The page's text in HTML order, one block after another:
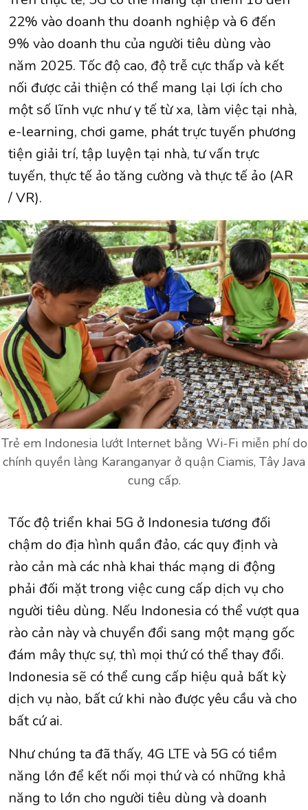
22% vào doanh thu doanh nghiệp và 6 đến
9% vào doanh thu của người tiêu dùng vào
năm 2025. Tốc độ cao, độ trễ cực thấp và kết
nối được cải thiện có thể mang lại lợi ích cho
một số lĩnh vực như y tế từ xa, làm việc tại nhà,
e-learning, chơi game, phát trực tuyến phương
tiện giải trí, tập luyện tại nhà, tư vấn trực
tuyến, thực tế ảo tăng cường và thực tế ảo (AR
/ VR).
Trẻ em Indonesia lướt Internet bằng Wi-Fi miễn phí do
chính quyền làng Karanganyar ở quận Ciamis, Tây Java
cung cấp.
Tốc độ triển khai 5G ở Indonesia tương đối
chậm do địa hình quần đảo, các quy định và
rào cản mà các nhà khai thác mạng di động
phải đối mặt trong việc cung cấp dịch vụ cho
người tiêu dùng. Nếu Indonesia có thể vượt qua
rào cản này và chuyển đổi sang một mạng gốc
đám mây thực sự, thì mọi thứ có thể thay đổi.
Indonesia sẽ có thể cung cấp hiệu quả bất kỳ
dịch vụ nào, bất cứ khi nào được yêu cầu và cho
bất cứ ai.
Như chúng ta đã thấy, 4G LTE và 5G có tiềm
năng lớn để kết nối mọi thứ và có những khả
năng to lớn cho người tiêu dùng và doanh